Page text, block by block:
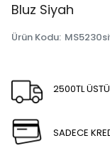
Bluz Siyah
Ürün Kodu:
2500TL
SADECE